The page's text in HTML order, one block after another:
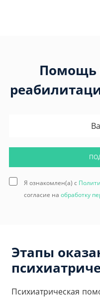
Помощь
Я ознакомлен(а) с
согласие на обработку
Этапы
Психиатрическая